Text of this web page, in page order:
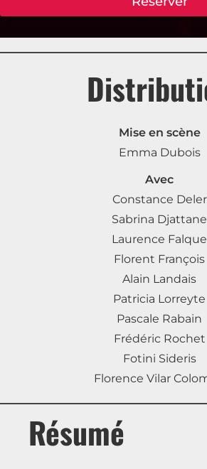
Mise en scène
Emma Dubois
Avec
Constance Deler
Sabrina Djattane
Laurence Falque
Florent François
Alain Landais
Patricia Lorreyte
Pascale Rabain
Frédéric Rochet
Fotini Sideris
Florence Vilar
Résumé